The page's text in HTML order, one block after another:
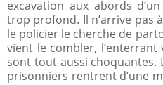
excavation aux abords
trop profond. Il n’arrive pas
le policier le cherche de
vient le combler, l’enterrant
sont tout aussi choquantes.
prisonniers rentrent d’une